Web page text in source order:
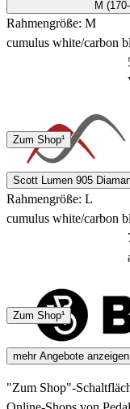
M
Rahmengröße: M
cumulus white/carbon
Spedition
5 Tage
Zum Shop¹
Scott Lumen 905
Rahmengröße: L
cumulus white/carbon
4 - 7 Tage
Zum Shop¹
mehr Angebote anzeigen
"Zum Shop"-